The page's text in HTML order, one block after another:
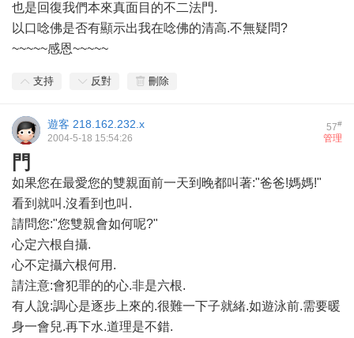
也是回復我們本來真面目的不二法門.
以口唸佛是否有顯示出我在唸佛的清高.不無疑問?
~~~~~感恩~~~~~
支持 反對 刪除
57#
遊客 218.162.232.x
管理
2004-5-18 15:54:26
門
如果您在最愛您的雙親面前一天到晚都叫著:"爸爸!媽媽!"
看到就叫.沒看到也叫.
請問您:"您雙親會如何呢?"
心定六根自攝.
心不定攝六根何用.
請注意:會犯罪的的心.非是六根.
有人說:調心是逐步上來的.很難一下子就緒.如遊泳前.需要暖
身一會兒.再下水.道理是不錯.